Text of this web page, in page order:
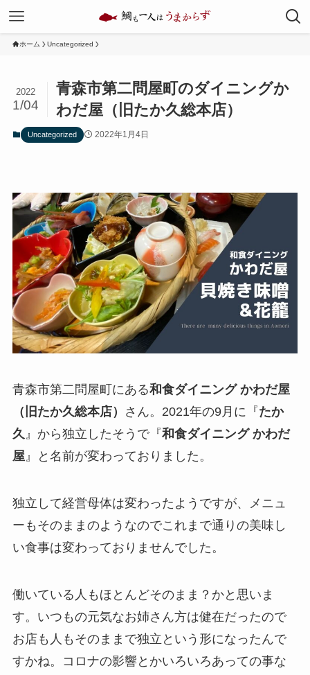
ホーム Uncategorized
青森市第二問屋町のダイニングか
わだ屋（旧たか久総本店）
2022
1/04
Uncategorized 2022年1月4日
青森市第二問屋町にある和食ダイニング かわだ屋
（旧たか久総本店）
さん。2021年の9月に『たか
久』から独立したそうで『和食ダイニング かわだ
屋』と名前が変わっておりました。
独立して経営母体は変わったようですが、メニュ
ーもそのままのようなのでこれまで通りの美味し
い食事は変わっておりませんでした。
働いている人もほとんどそのまま？かと思いま
す。いつもの元気なお姉さん方は健在だったので
お店も人もそのままで独立という形になったんで
すかね。コロナの影響とかいろいろあっての事な